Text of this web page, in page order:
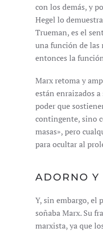
con los demás, y
Hegel lo
Trueman, es el
una función de las
entonces la
Marx retoma y
están enraizados
poder que
contingente, sino
masas», pero
para ocultar al
ADORNO Y
Y, sin embargo, el
soñaba Marx. Su
marxista, ya que